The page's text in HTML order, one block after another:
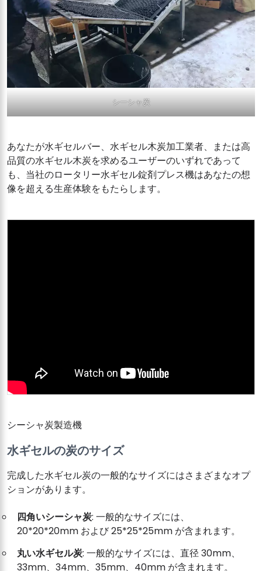
シーシャ炭
あなたが水ギセルバー、水ギセル木炭加工業者、または高
品質の水ギセル木炭を求めるユーザーのいずれであって
も、当社のロータリー水ギセル錠剤プレス機はあなたの想
像を超える生産体験をもたらします。
シーシャ炭製造機
水ギセルの炭のサイズ
完成した水ギセル炭の一般的なサイズにはさまざまなオプ
ションがあります。
四角いシーシャ炭: 一般的なサイズには、
20*20*20mm および 25*25*25mm が含まれます。
丸い水ギセル炭: 一般的なサイズには、直径 30mm、
33mm、34mm、35mm、40mm が含まれます。